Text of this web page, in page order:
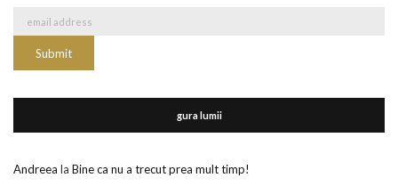
gura lumii
Andreea la Bine ca nu a trecut prea mult timp!